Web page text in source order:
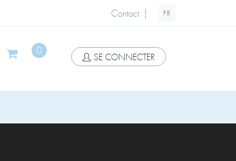
Contact | FR
0
SE CONNECTER